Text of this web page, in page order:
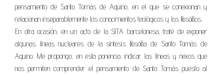
pensamiento de Santo Tomás de Aquino, en el que se conexionan y
relacionan inseparablemente los conocimientos teológicos y los filosóficos.
En otra ocasión, en un acto de la SITA barcelonesa, traté de exponer
algunas líneas nucleares de la síntesis filosófica de Santo Tomás de
Aquino. Me propongo, en esta ponencia, indicar las líneas y nexos que
nos permiten comprender el pensamiento de Santo Tomás puesto al